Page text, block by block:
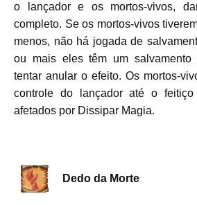
o lançador e os mortos-vivos,
completo. Se os mortos-vivos
menos, não há jogada de
ou mais eles têm um salvamento
tentar anular o efeito. Os mortos-
controle do lançador até o
afetados por Dissipar Magia.
Dedo da Morte